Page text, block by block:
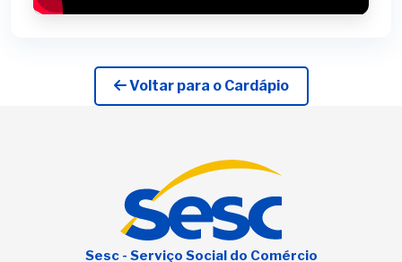
Voltar para o Cardápio
Sesc - Serviço Social do Comércio